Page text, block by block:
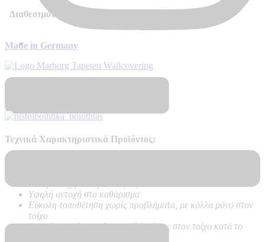
Διαθεσιμότητα
Made in Germany
Τεχνικά Χαρακτηριστικά Προϊόντος:
Υψηλή αντοχή στο καθάρισμα
Εύκολη τοποθέτηση χωρίς προβλήματα, με κόλλα μόνο στον
τοίχο
Δεν κάνει φούσκες, δεν ασκεί δυνάμεις στον τοίχο κατά το